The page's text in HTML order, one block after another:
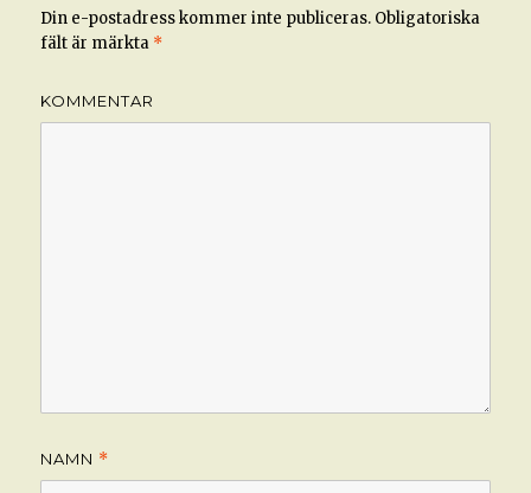
Din e-postadress kommer inte publiceras. Obligatoriska
fält är märkta *
KOMMENTAR
NAMN *